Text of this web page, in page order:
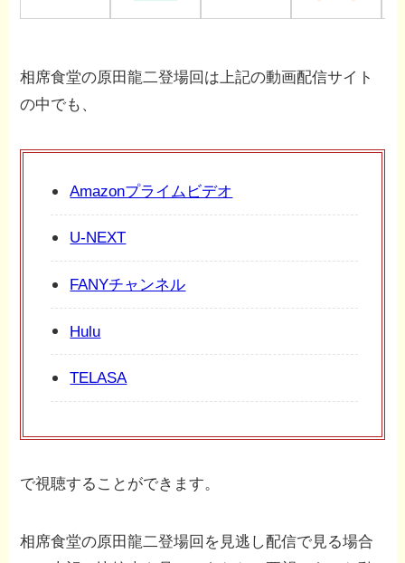
相席食堂の原田龍二登場回は上記の動画配信サイト
の中でも、
Amazonプライムビデオ
U-NEXT
FANYチャンネル
Hulu
TELASA
で視聴することができます。
相席食堂の原田龍二登場回を見逃し配信で見る場合